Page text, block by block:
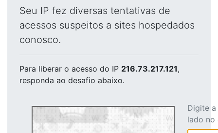
Seu IP fez diversas tentativas de
acessos suspeitos a sites hospedados
conosco.
Para liberar o acesso do IP 216.73.217.121,
responda ao desafio abaixo.
Digite
lado no